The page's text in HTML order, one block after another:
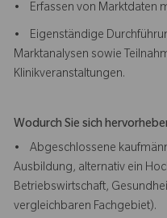
• Erfassen von Marktdaten
• Eigenständige
Marktanalysen sowie
Klinikveranstaltungen.
Wodurch Sie sich
• Abgeschlossene
Ausbildung, alternativ ein
Betriebswirtschaft,
vergleichbaren Fachgebiet).